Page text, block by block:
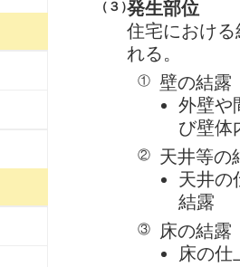
（３）発生部位
住宅におけ
れる。
①
壁の結露
外壁や
び壁体
②
天井等の
天井の
結露
③
床の結露
床の仕